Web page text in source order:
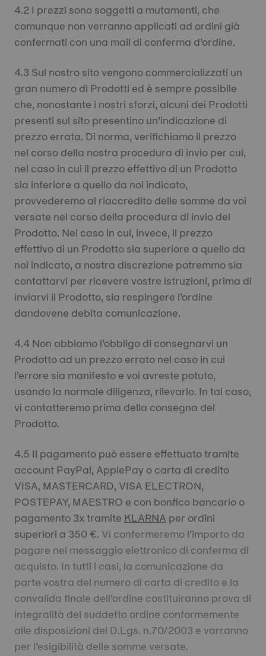
4.2 I prezzi sono soggetti a mutamenti, che
comunque non verranno applicati ad ordini già
confermati con una mail di conferma d’ordine.
4.3 Sul nostro sito vengono commercializzati un
gran numero di Prodotti ed è sempre possibile
che, nonostante i nostri sforzi, alcuni dei Prodotti
presenti sul sito presentino un’indicazione di
prezzo errata. Di norma, verifichiamo il prezzo
nel corso della nostra procedura di invio per cui,
nel caso in cui il prezzo effettivo di un Prodotto
sia inferiore a quello da noi indicato,
provvederemo al riaccredito delle somme da voi
versate nel corso della procedura di invio del
Prodotto. Nel caso in cui, invece, il prezzo
effettivo di un Prodotto sia superiore a quello da
noi indicato, a nostra discrezione potremmo sia
contattarvi per ricevere vostre istruzioni, prima di
inviarvi il Prodotto, sia respingere l’ordine
dandovene debita comunicazione.
4.4 Non abbiamo l’obbligo di consegnarvi un
Prodotto ad un prezzo errato nel caso in cui
l’errore sia manifesto e voi avreste potuto,
usando la normale diligenza, rilevarlo. In tal caso,
vi contatteremo prima della consegna del
Prodotto.
4.5 Il pagamento può essere effettuato tramite
account PayPal, ApplePay o carta di credito
VISA, MASTERCARD, VISA ELECTRON,
POSTEPAY, MAESTRO e con bonfico bancario o
pagamento 3x tramiteKLARNAper ordini
superiori a 350 €.Vi confermeremo l’importo da
pagare nel messaggio elettronico di conferma di
acquisto. In tutti i casi, la comunicazione da
parte vostra del numero di carta di credito e la
convalida finale dell’ordine costituiranno prova di
integralità del suddetto ordine conformemente
alle disposizioni del D.Lgs. n.70/2003 e varranno
per l’esigibilità delle somme versate.